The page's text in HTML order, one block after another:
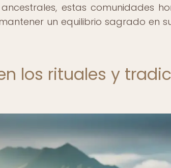
estas comunidades
un equilibrio sagrado en
los rituales y